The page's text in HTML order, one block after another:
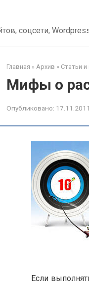
соцсети,
Главная » Архив » Статьи
Мифы о
Опубликовано: 17.11.2011
Если